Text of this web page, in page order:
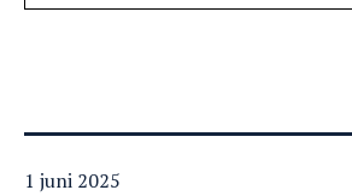
Gepubliceerd
1 juni 2025